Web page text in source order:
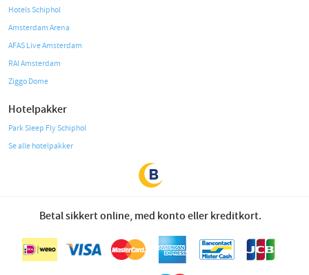
Hotels Schiphol
Amsterdam Arena
AFAS Live Amsterdam
RAI Amsterdam
Ziggo Dome
Hotelpakker
Park Sleep Fly Schiphol
Se alle hotelpakker
Betal sikkert online, med konto eller kreditkort.